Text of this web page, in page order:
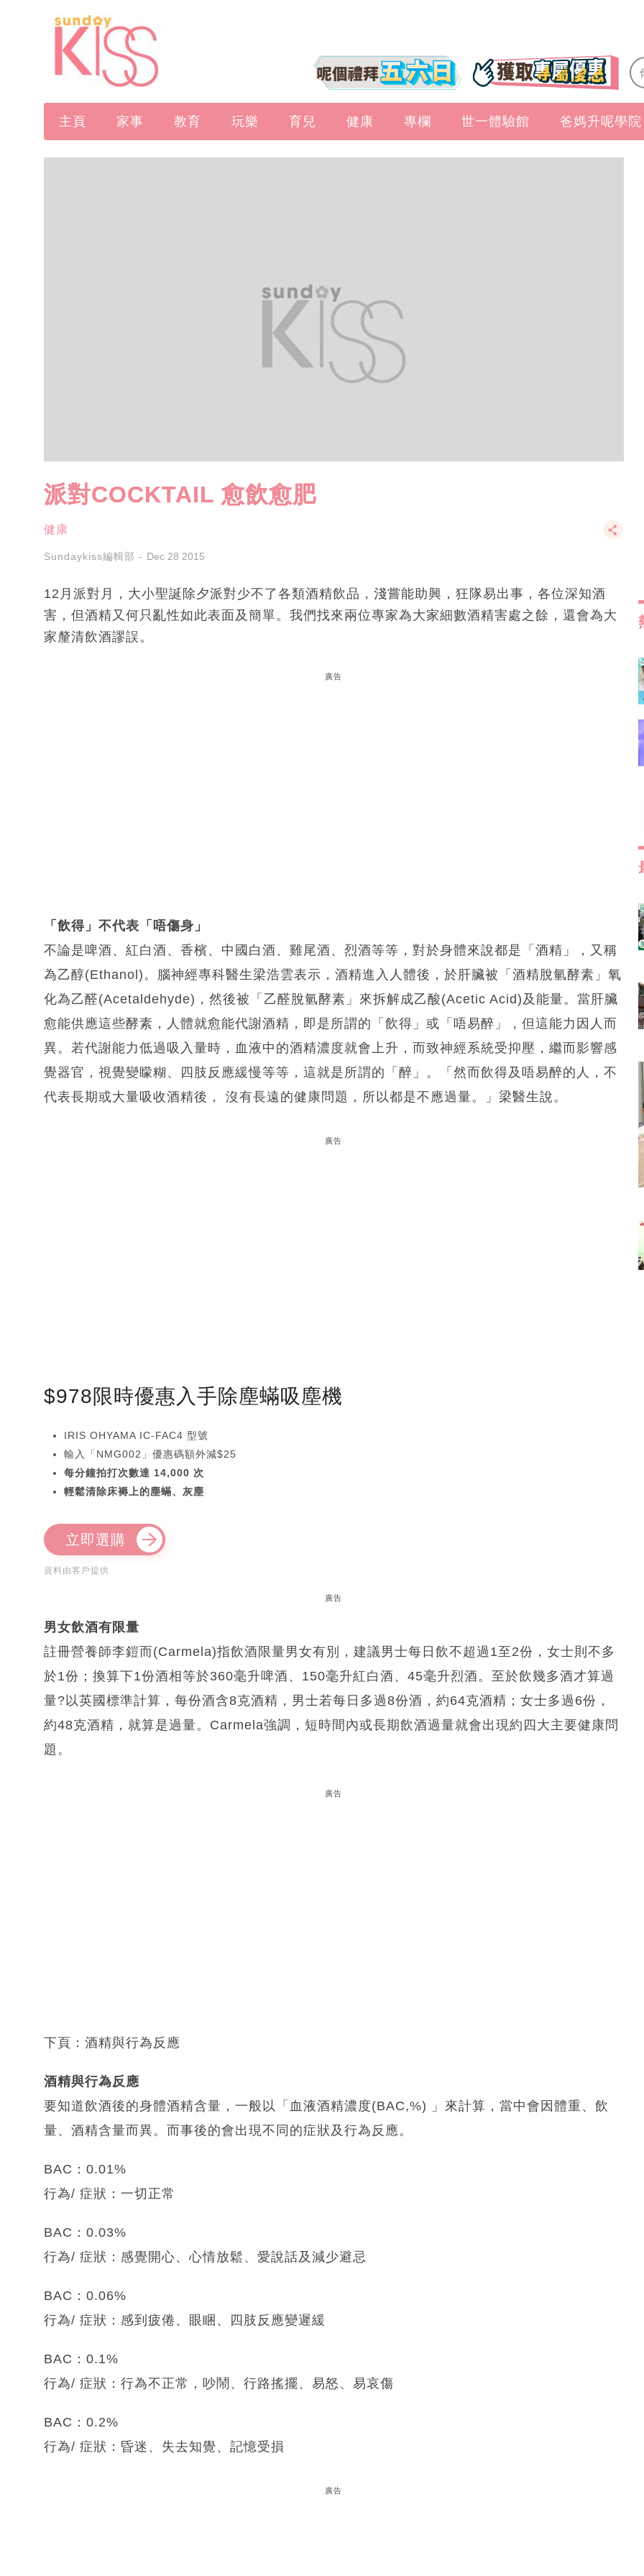
主頁 家事 教育 玩樂 育兒 健康 專欄 世一體驗館 爸媽升呢學院
派對COCKTAIL 愈飲愈肥
健康
Sundaykiss編輯部 Dec 28 2015
12月派對月，大小聖誕除夕派對少不了各類酒精飲品，淺嘗能助興，狂隊易出事，各位深知酒
害，但酒精又何只亂性如此表面及簡單。我們找來兩位專家為大家細數酒精害處之餘，還會為大
家釐清飲酒謬誤。
廣告
「飲得」不代表「唔傷身」
不論是啤酒、紅白酒、香檳、中國白酒、雞尾酒、烈酒等等，對於身體來說都是「酒精」，又稱
為乙醇(Ethanol)。腦神經專科醫生梁浩雲表示，酒精進入人體後，於肝臟被「酒精脫氫酵素」氧
化為乙醛(Acetaldehyde)，然後被「乙醛脫氫酵素」來拆解成乙酸(Acetic Acid)及能量。當肝臟
愈能供應這些酵素，人體就愈能代謝酒精，即是所謂的「飲得」或「唔易醉」，但這能力因人而
異。若代謝能力低過吸入量時，血液中的酒精濃度就會上升，而致神經系統受抑壓，繼而影響感
覺器官，視覺變矇糊、四肢反應緩慢等等，這就是所謂的「醉」。「然而飲得及唔易醉的人，不
代表長期或大量吸收酒精後， 沒有長遠的健康問題，所以都是不應過量。」梁醫生說。
廣告
$978限時優惠入手除塵蟎吸塵機
IRIS OHYAMA IC-FAC4 型號
輸入「NMG002」優惠碼額外減$25
每分鐘拍打次數達 14,000 次
輕鬆清除床褥上的塵蟎、灰塵
立即選購
資料由客戶提供
廣告
男女飲酒有限量
註冊營養師李鎧而(Carmela)指飲酒限量男女有別，建議男士每日飲不超過1至2份，女士則不多
於1份；換算下1份酒相等於360毫升啤酒、150毫升紅白酒、45毫升烈酒。至於飲幾多酒才算過
量?以英國標準計算，每份酒含8克酒精，男士若每日多過8份酒，約64克酒精；女士多過6份，
約48克酒精，就算是過量。Carmela強調，短時間內或長期飲酒過量就會出現約四大主要健康問
題。
廣告
下頁：酒精與行為反應
酒精與行為反應
要知道飲酒後的身體酒精含量，一般以「血液酒精濃度(BAC,%) 」來計算，當中會因體重、飲
量、酒精含量而異。而事後的會出現不同的症狀及行為反應。
BAC：0.01%
行為/ 症狀：一切正常
BAC：0.03%
行為/ 症狀：感覺開心、心情放鬆、愛說話及減少避忌
BAC：0.06%
行為/ 症狀：感到疲倦、眼睏、四肢反應變遲緩
BAC：0.1%
行為/ 症狀：行為不正常，吵鬧、行路搖擺、易怒、易哀傷
BAC：0.2%
行為/ 症狀：昏迷、失去知覺、記憶受損
廣告